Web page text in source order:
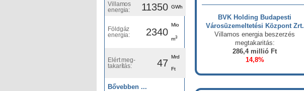
Villamos
energia:
11350 GWh
Földgáz
energia:
2340
Mio
m3
Elért meg-
takarítás:
47
Mrd
Ft
Bővebben ...
BVK Holding Budapesti
Városüzemeltetési Központ Zrt.
Villamos energia beszerzés
megtakaritás:
286,4 millió Ft
14,8%